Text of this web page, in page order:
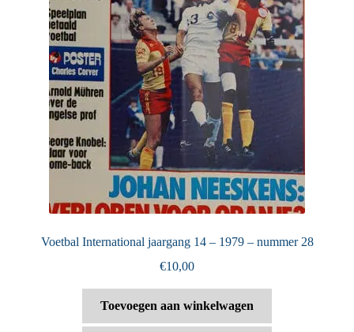
Voetbal International jaargang 14 – 1979 – nummer 28
€10,00
Toevoegen aan winkelwagen